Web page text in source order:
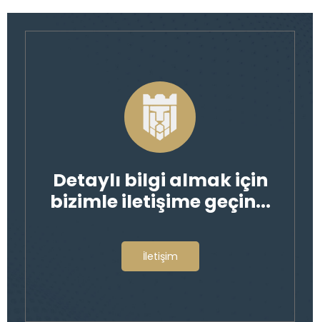
Detaylı bilgi almak için
bizimle iletişime geçin...
İletişim